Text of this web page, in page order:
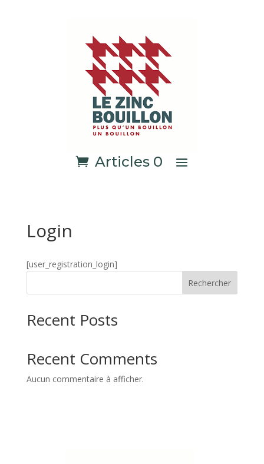
Articles 0
Login
[user_registration_login]
Rechercher
Recent Posts
Recent Comments
Aucun commentaire à afficher.